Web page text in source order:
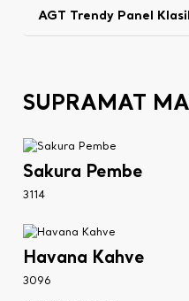
AGT Trendy Panel
SUPRAMAT
Sakura Pembe
3114
Havana Kahve
3096